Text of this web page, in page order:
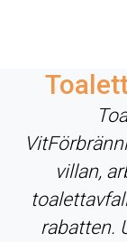
villan,
rabatten.